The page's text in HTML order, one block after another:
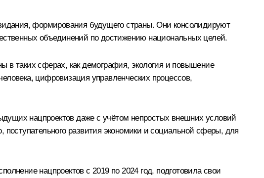
формирования будущего страны. Они консолидируют
объединений по достижению национальных целей.
в таких сферах, как демография, экология и повышение
цифровизация управленческих процессов,
нацпроектов даже с учётом непростых внешних условий
развития экономики и социальной сферы, для
нацпроектов с 2019 по 2024 год, подготовила свои